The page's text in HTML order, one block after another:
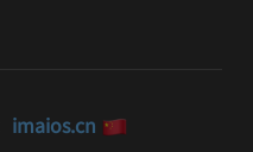
imaios.cn